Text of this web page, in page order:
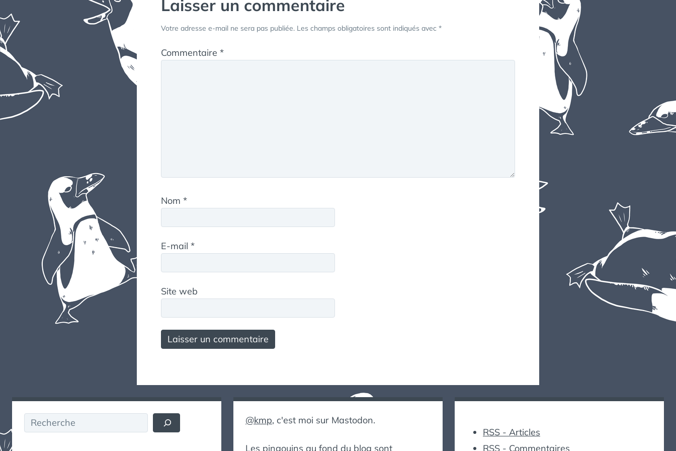
Laisser un commentaire
Votre adresse e-mail ne sera pas publiée. Les champs obligatoires sont indiqués avec *
Commentaire *
Nom *
E-mail *
Site web
Rechercher @kmp, c'est moi sur Mastodon.
Les pingouins au fond du blog sont
RSS - Articles
RSS - Commentaires